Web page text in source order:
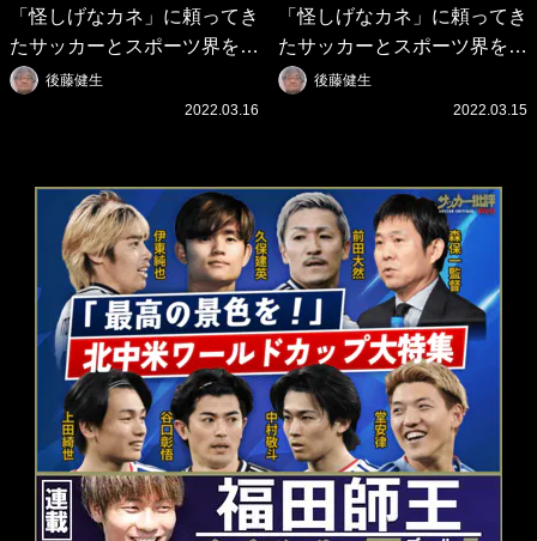
「怪しげなカネ」に頼ってき
たサッカーとスポーツ界を待
つ未来(4)スポーツを「持続
可能」にする「真の投資」の
後藤健生
2022.03.16
「怪しげなカネ」に頼ってき
たサッカーとスポーツ界を待
つ未来(3)「ロシアン・マネ
ー」に続く中東の「オイルマ
後藤健生
2022.03.15